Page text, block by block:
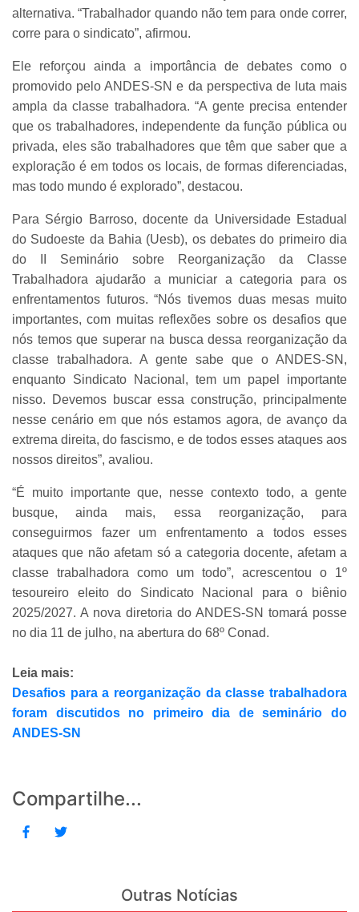
alternativa. “Trabalhador quando não tem para onde correr,
corre para o sindicato”, afirmou.
Ele reforçou ainda a importância de debates como o
promovido pelo ANDES-SN e da perspectiva de luta mais
ampla da classe trabalhadora. “A gente precisa entender
que os trabalhadores, independente da função pública ou
privada, eles são trabalhadores que têm que saber que a
exploração é em todos os locais, de formas diferenciadas,
mas todo mundo é explorado”, destacou.
Para Sérgio Barroso, docente da Universidade Estadual
do Sudoeste da Bahia (Uesb), os debates do primeiro dia
do II Seminário sobre Reorganização da Classe
Trabalhadora ajudarão a municiar a categoria para os
enfrentamentos futuros. “Nós tivemos duas mesas muito
importantes, com muitas reflexões sobre os desafios que
nós temos que superar na busca dessa reorganização da
classe trabalhadora. A gente sabe que o ANDES-SN,
enquanto Sindicato Nacional, tem um papel importante
nisso. Devemos buscar essa construção, principalmente
nesse cenário em que nós estamos agora, de avanço da
extrema direita, do fascismo, e de todos esses ataques aos
nossos direitos”, avaliou.
“É muito importante que, nesse contexto todo, a gente
busque, ainda mais, essa reorganização, para
conseguirmos fazer um enfrentamento a todos esses
ataques que não afetam só a categoria docente, afetam a
classe trabalhadora como um todo”, acrescentou o 1º
tesoureiro eleito do Sindicato Nacional para o biênio
2025/2027. A nova diretoria do ANDES-SN tomará posse
no dia 11 de julho, na abertura do 68º Conad.
Leia mais:
Desafios para a reorganização da classe trabalhadora
foram discutidos no primeiro dia de seminário do
ANDES-SN
Compartilhe...
Outras Notícias